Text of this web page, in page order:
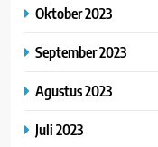
Oktober 2023
September 2023
Agustus 2023
Juli 2023